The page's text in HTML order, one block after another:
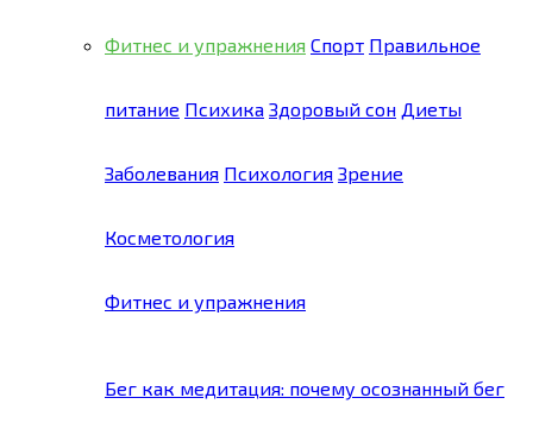
Фитнес и упражнения Спорт Правильное
питание Психика Здоровый сон Диеты
Заболевания Психология Зрение
Косметология
Фитнес и упражнения
Бег как медитация: почему осознанный бег